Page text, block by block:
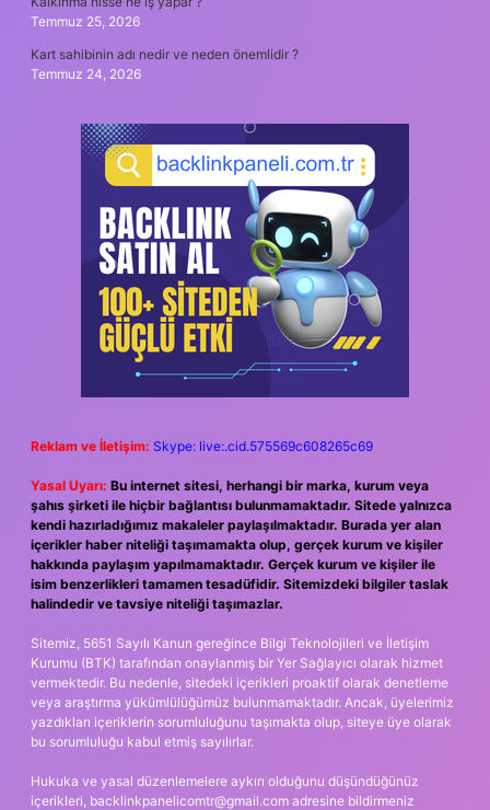
Temmuz 25, 2026
Kart sahibinin adı nedir ve neden önemlidir ?
Temmuz 24, 2026
Reklam ve İletişim: Skype: live:.cid.575569c608265c69
Yasal Uyarı: Bu internet sitesi, herhangi bir marka, kurum veya
şahıs şirketi ile hiçbir bağlantısı bulunmamaktadır. Sitede yalnızca
kendi hazırladığımız makaleler paylaşılmaktadır. Burada yer alan
içerikler haber niteliği taşımamakta olup, gerçek kurum ve kişiler
hakkında paylaşım yapılmamaktadır. Gerçek kurum ve kişiler ile
isim benzerlikleri tamamen tesadüfidir. Sitemizdeki bilgiler taslak
halindedir ve tavsiye niteliği taşımazlar.
Sitemiz, 5651 Sayılı Kanun gereğince Bilgi Teknolojileri ve İletişim
Kurumu (BTK) tarafından onaylanmış bir Yer Sağlayıcı olarak hizmet
vermektedir. Bu nedenle, sitedeki içerikleri proaktif olarak denetleme
veya araştırma yükümlülüğümüz bulunmamaktadır. Ancak, üyelerimiz
yazdıkları içeriklerin sorumluluğunu taşımakta olup, siteye üye olarak
bu sorumluluğu kabul etmiş sayılırlar.
Hukuka ve yasal düzenlemelere aykırı olduğunu düşündüğünüz
içerikleri, backlinkpanelicomtr@gmail.com adresine bildirmeniz